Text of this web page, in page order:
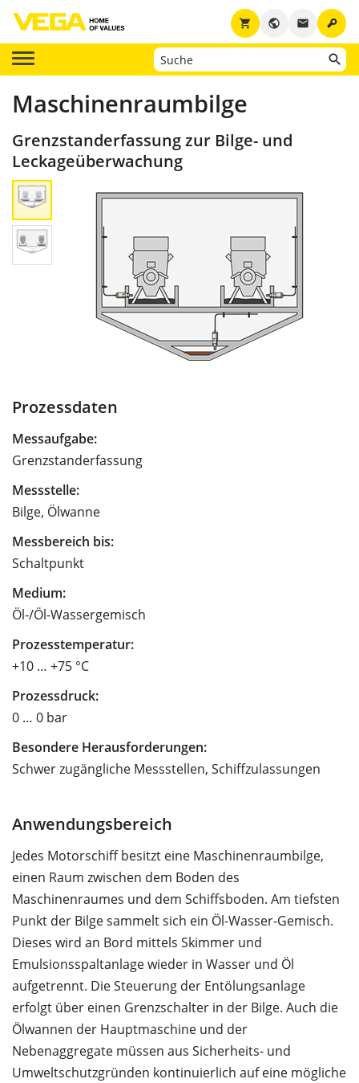
key
email
public
shopping_cart
Maschinenraumbilge
Grenzstanderfassung zur Bilge- und
Leckageüberwachung
Prozessdaten
Messaufgabe:
Grenzstanderfassung
Messstelle:
Bilge, Ölwanne
Messbereich bis:
Schaltpunkt
Medium:
Öl-/Öl-Wassergemisch
Prozesstemperatur:
+10 … +75 °C
Prozessdruck:
0 … 0 bar
Besondere Herausforderungen:
Schwer zugängliche Messstellen, Schiffzulassungen
Anwendungsbereich
Jedes Motorschiff besitzt eine Maschinenraumbilge,
einen Raum zwischen dem Boden des
Maschinenraumes und dem Schiffsboden. Am tiefsten
Punkt der Bilge sammelt sich ein Öl-Wasser-Gemisch.
Dieses wird an Bord mittels Skimmer und
Emulsionsspaltanlage wieder in Wasser und Öl
aufgetrennt. Die Steuerung der Entölungsanlage
erfolgt über einen Grenzschalter in der Bilge. Auch die
Ölwannen der Hauptmaschine und der
Nebenaggregate müssen aus Sicherheits- und
Umweltschutzgründen kontinuierlich auf eine mögliche